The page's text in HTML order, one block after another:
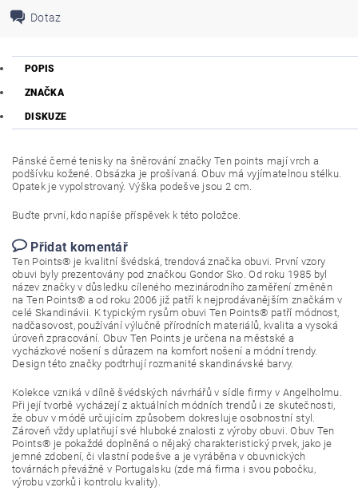
Dotaz
POPIS
ZNAČKA
DISKUZE
Pánské černé tenisky na šněrování značky Ten points mají vrch a
podšívku kožené. Obsázka je prošívaná. Obuv má vyjímatelnou stélku.
Opatek je vypolstrovaný. Výška podešve jsou 2 cm.
Buďte první, kdo napíše příspěvek k této položce.
Přidat komentář
Ten Points® je kvalitní švédská, trendová značka obuvi. První vzory
obuvi byly prezentovány pod značkou Gondor Sko. Od roku 1985 byl
název značky v důsledku cíleného mezinárodního zaměření změněn
na Ten Points® a od roku 2006 již patří k nejprodávanějším značkám v
celé Skandinávii. K typickým rysům obuvi Ten Points® patří módnost,
nadčasovost, používání výlučně přírodních materiálů, kvalita a vysoká
úroveň zpracování. Obuv Ten Points je určena na městské a
vycházkové nošení s důrazem na komfort nošení a módní trendy.
Design této značky podtrhují rozmanité skandinávské barvy.
Kolekce vzniká v dílně švédských návrhářů v sídle firmy v Angelholmu.
Při její tvorbě vycházejí z aktuálních módních trendů i ze skutečnosti,
že obuv v módě určujícím způsobem dokresluje osobnostní styl.
Zároveň vždy uplatňují své hluboké znalosti z výroby obuvi. Obuv Ten
Points® je pokaždé doplněná o nějaký charakteristický prvek, jako je
jemné zdobení, či vlastní podešve a je vyráběna v obuvnických
továrnách převážně v Portugalsku (zde má firma i svou pobočku,
výrobu vzorků i kontrolu kvality).